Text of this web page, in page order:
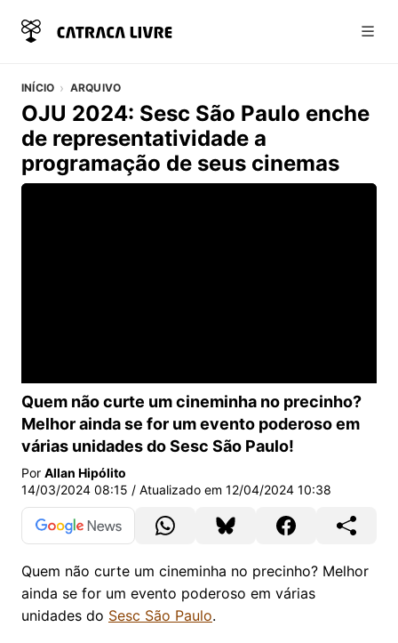
INÍCIO ARQUIVO
OJU 2024: Sesc São Paulo enche
de representatividade a
programação de seus cinemas
Vídeo do artigo
Quem não curte um cineminha no precinho?
Melhor ainda se for um evento poderoso em
várias unidades do Sesc São Paulo!
Por Allan Hipólito
14/03/2024 08:15 / Atualizado em 12/04/2024 10:38
Quem não curte um cineminha no precinho? Melhor
ainda se for um evento poderoso em várias
unidades do Sesc São Paulo.